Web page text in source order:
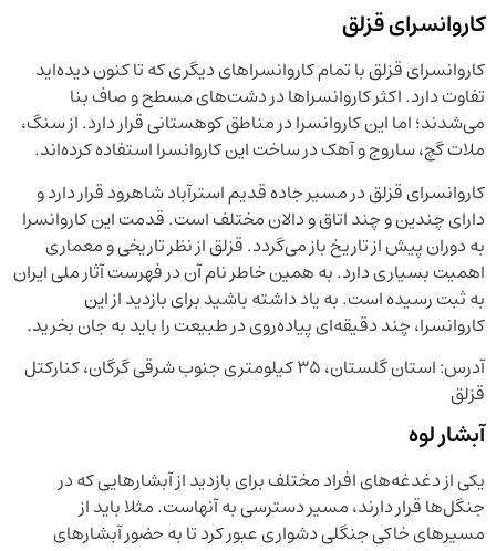
کاروانسرای قزلق
کاروانسرای قزلق با تمام کاروانسراهای دیگری که تا کنون دیده‌اید
تفاوت دارد. اکثر کاروانسراها در دشت‌های مسطح و صاف بنا
می‌شدند؛ اما این کاروانسرا در مناطق کوهستانی قرار دارد. از سنگ،
ملات گچ، ساروج و آهک در ساخت این کاروانسرا استفاده کرده‌اند.
کاروانسرای قزلق در مسیر جاده قدیم استرآباد شاهرود قرار دارد و
دارای چندین و چند اتاق و دالان مختلف است. قدمت این کاروانسرا
به دوران پیش از تاریخ باز می‌گردد. قزلق از نظر تاریخی و معماری
اهمیت بسیاری دارد. به همین خاطر نام آن در فهرست آثار ملی ایران
به ثبت رسیده است. به یاد داشته باشید برای بازدید از این
کاروانسرا، چند دقیقه‌ای پیاده‌روی در طبیعت را باید به جان بخرید.
آدرس: استان گلستان، ۳۵ کیلومتری جنوب شرقی گرگان، کنارکتل
قزلق
آبشار لوه
یکی از دغدغه‌های افراد مختلف برای بازدید از آبشارهایی که در
جنگل‌ها قرار دارند، مسیر دسترسی به آنهاست. مثلا باید از
مسیرهای خاکی جنگلی دشواری عبور کرد تا به حضور آبشارهای